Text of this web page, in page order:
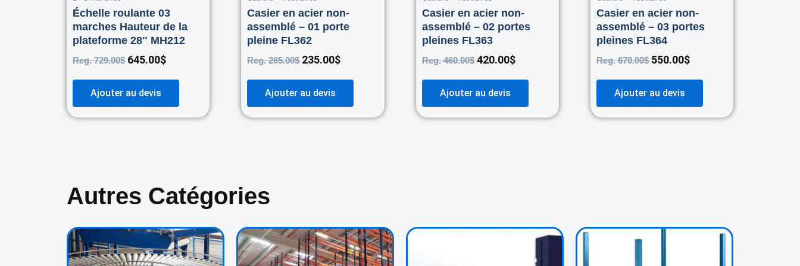
Échelle roulante 03
marches Hauteur de la
plateforme 28″ MH212
Reg.729.00$ 645.00$
Ajouter au devis
Casier en acier non-
assemblé – 01 porte
pleine FL362
Reg.265.00$ 235.00$
Ajouter au devis
Casier en acier non-
assemblé – 02 portes
pleines FL363
Reg.460.00$ 420.00$
Ajouter au devis
Casier en acier non-
assemblé – 03 portes
pleines FL364
Reg.670.00$ 550.00$
Ajouter au devis
Autres Catégories